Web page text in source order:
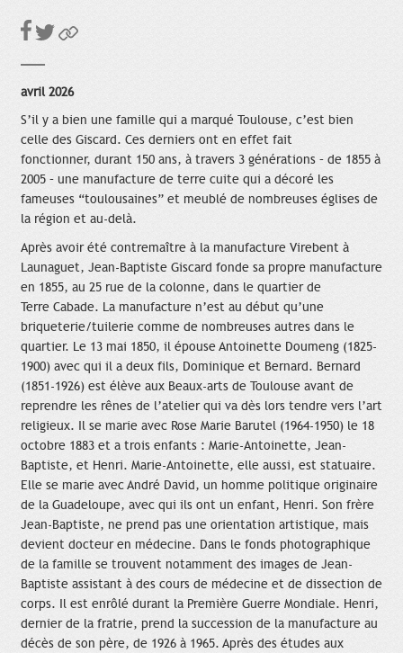
avril 2026
S’il y a bien une famille qui a marqué Toulouse, c’est bien
celle des Giscard. Ces derniers ont en effet fait
fonctionner, durant 150 ans, à travers 3 générations – de 1855 à
2005 – une manufacture de terre cuite qui a décoré les
fameuses “toulousaines” et meublé de nombreuses églises de
la région et au-delà.
Après avoir été contremaître à la manufacture Virebent à
Launaguet, Jean-Baptiste Giscard fonde sa propre manufacture
en 1855, au 25 rue de la colonne, dans le quartier de
Terre Cabade. La manufacture n’est au début qu’une
briqueterie/tuilerie comme de nombreuses autres dans le
quartier. Le 13 mai 1850, il épouse Antoinette Doumeng (1825-
1900) avec qui il a deux fils, Dominique et Bernard. Bernard
(1851-1926) est élève aux Beaux-arts de Toulouse avant de
reprendre les rênes de l’atelier qui va dès lors tendre vers l’art
religieux. Il se marie avec Rose Marie Barutel (1964-1950) le 18
octobre 1883 et a trois enfants : Marie-Antoinette, Jean-
Baptiste, et Henri. Marie-Antoinette, elle aussi, est statuaire.
Elle se marie avec André David, un homme politique originaire
de la Guadeloupe, avec qui ils ont un enfant, Henri. Son frère
Jean-Baptiste, ne prend pas une orientation artistique, mais
devient docteur en médecine. Dans le fonds photographique
de la famille se trouvent notamment des images de Jean-
Baptiste assistant à des cours de médecine et de dissection de
corps. Il est enrôlé durant la Première Guerre Mondiale. Henri,
dernier de la fratrie, prend la succession de la manufacture au
décès de son père, de 1926 à 1965. Après des études aux